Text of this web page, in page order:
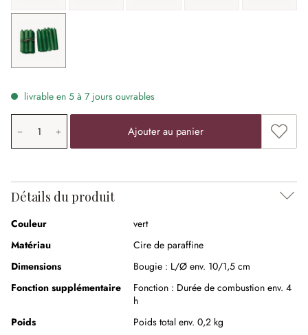
vert
livrable en 5 à 7 jours ouvrables
Quantité de produit: saisissez la valeur souhaitée ou
Ajouter au panier
Détails du produit
Couleur
vert
Matériau
Cire de paraffine
Dimensions
Bougie : L/Ø env. 10/1,5 cm
Fonction supplémentaire
Fonction : Durée de combustion env. 4
h
Poids
Poids total env. 0,2 kg